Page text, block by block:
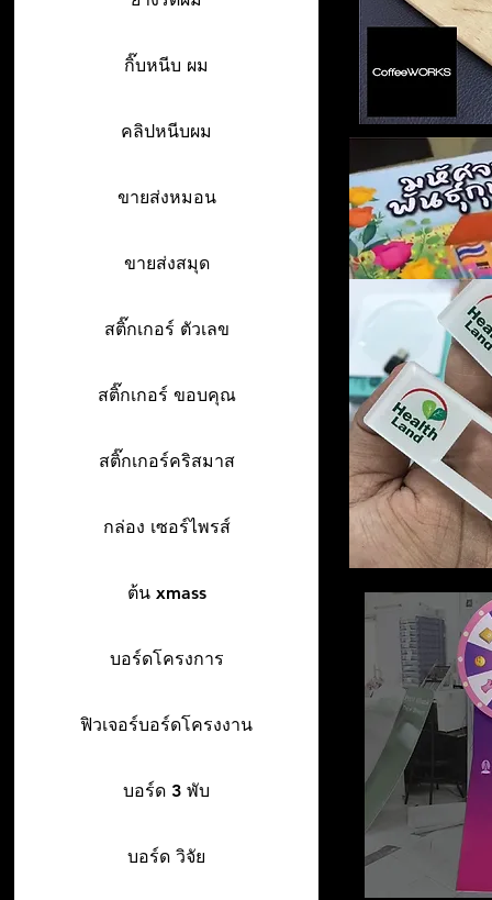
กิ๊บหนีบ ผม
คลิปหนีบผม
ขายส่งหมอน
ขายส่งสมุด
สติ๊กเกอร์ ตัวเลข
สติ๊กเกอร์ ขอบคุณ
สติ๊กเกอร์คริสมาส
กล่อง เซอร์ไพรส์
ต้น xmass
บอร์ดโครงการ
ฟิวเจอร์บอร์ดโครงงาน
บอร์ด 3 พับ
บอร์ด วิจัย